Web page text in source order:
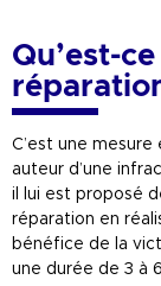
Qu’est-
C’est une mesure
auteur d’une
il lui est proposé
réparation en
bénéfice de la
une durée de 3 à